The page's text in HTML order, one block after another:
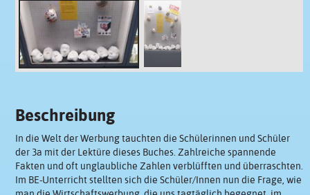
Beschreibung
In die Welt der Werbung tauchten die Schülerinnen und Schüler
der 3a mit der Lektüre dieses Buches. Zahlreiche spannende
Fakten und oft unglaubliche Zahlen verblüfften und überraschten.
Im BE-Unterricht stellten sich die Schüler/Innen nun die Frage, wie